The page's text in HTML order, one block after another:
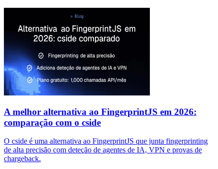
A melhor alternativa ao FingerprintJS em 2026:
comparação com o cside
O cside é uma alternativa ao FingerprintJS que junta fingerprinting
de alta precisão com deteção de agentes de IA, VPN e provas de
chargeback.